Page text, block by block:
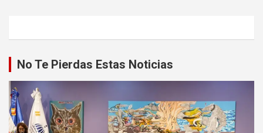
No Te Pierdas Estas Noticias